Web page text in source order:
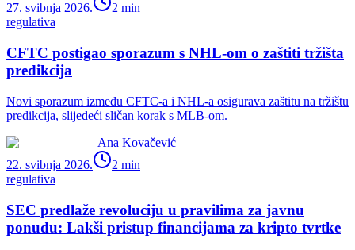
27. svibnja 2026.
2 min
regulativa
CFTC postigao sporazum s NHL-om o zaštiti tržišta
predikcija
Novi sporazum između CFTC-a i NHL-a osigurava zaštitu na tržištu
predikcija, slijedeći sličan korak s MLB-om.
Ana Kovačević
22. svibnja 2026.
2 min
regulativa
SEC predlaže revoluciju u pravilima za javnu
ponudu: Lakši pristup financijama za kripto tvrtke